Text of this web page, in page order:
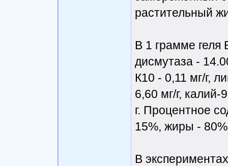
растительный
В 1 грамме
дисмутаза -
К10 - 0,11 мг/г,
6,60 мг/г, калий-
г. Процентное
15%, жиры -
В